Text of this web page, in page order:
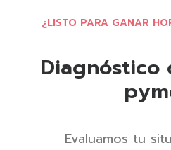
¿LISTO PARA GANAR
Diagnóstico
Evaluamos tu